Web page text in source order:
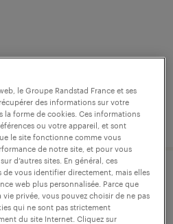
publics (f/h)
le Groupe Randstad France et ses
des informations sur votre
la forme de cookies. Ces informations
ou votre appareil, et sont
le site fonctionne comme vous
de notre site, et pour vous
d’autres sites. En général, ces
vous identifier directement, mais elles
web plus personnalisée. Parce que
privée, vous pouvez choisir de ne pas
qui ne sont pas strictement
du site Internet. Cliquez sur